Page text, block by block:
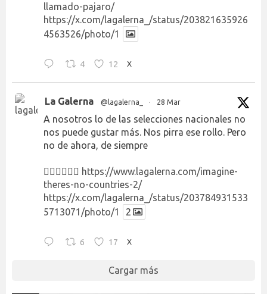
llamado-pajaro/
https://x.com/lagalerna_/status/203821635926
4563526/photo/1
4 12 X
La Galerna @lagalerna_ · 28 Mar
A nosotros lo de las selecciones nacionales no
nos puede gustar más. Nos pirra ese rollo. Pero
no de ahora, de siempre
👉🏻👉🏻👉🏻 https://www.lagalerna.com/imagine-
theres-no-countries-2/
https://x.com/lagalerna_/status/203784931533
5713071/photo/1
2
6 17 X
Cargar más